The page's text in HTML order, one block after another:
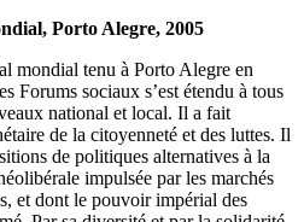
Porto Alegre, 2005
mondial tenu à Porto Alegre en
Forums sociaux s’est étendu à tous
national et local. Il a fait
de la citoyenneté et des luttes. Il
de politiques alternatives à la
impulsée par les marchés
et dont le pouvoir impérial des